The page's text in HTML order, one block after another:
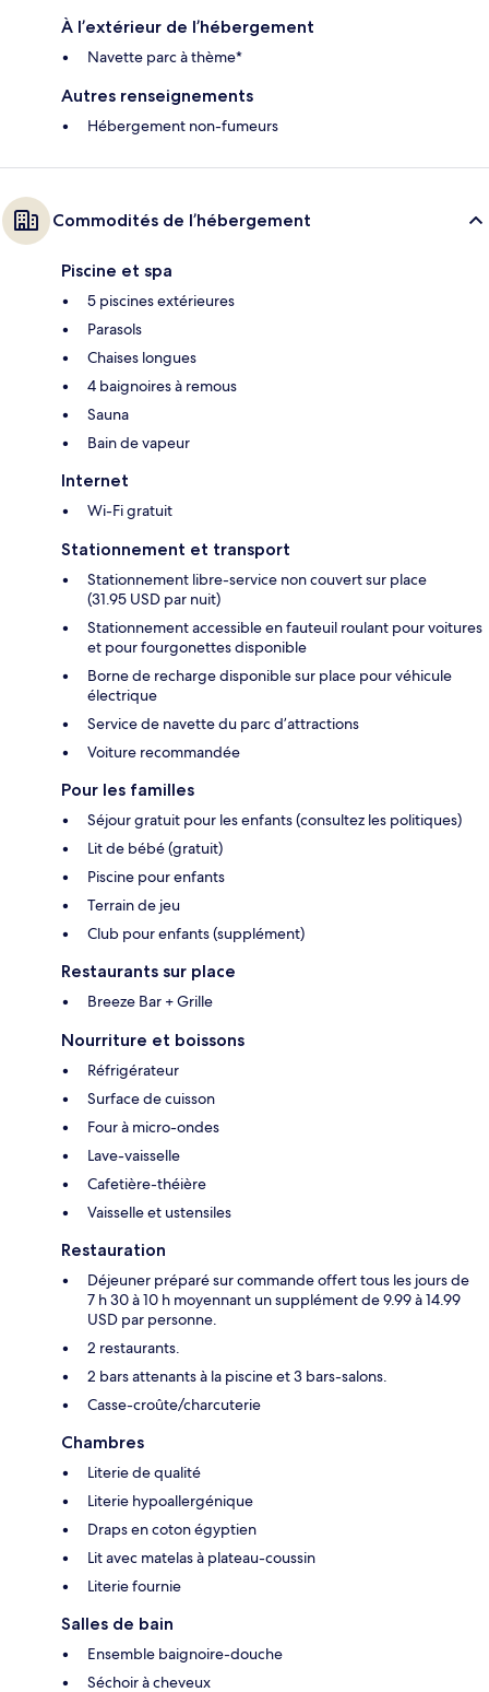
À l’extérieur de l’hébergement
Navette parc à thème*
Autres renseignements
Hébergement non-fumeurs
Commodités de l’hébergement
Piscine et spa
5 piscines extérieures
Parasols
Chaises longues
4 baignoires à remous
Sauna
Bain de vapeur
Internet
Wi-Fi gratuit
Stationnement et transport
Stationnement libre-service non couvert sur place
(31.95 USD par nuit)
Stationnement accessible en fauteuil roulant pour voitures
et pour fourgonettes disponible
Borne de recharge disponible sur place pour véhicule
électrique
Service de navette du parc d’attractions
Voiture recommandée
Pour les familles
Séjour gratuit pour les enfants (consultez les politiques)
Lit de bébé (gratuit)
Piscine pour enfants
Terrain de jeu
Club pour enfants (supplément)
Restaurants sur place
Breeze Bar + Grille
Nourriture et boissons
Réfrigérateur
Surface de cuisson
Four à micro-ondes
Lave-vaisselle
Cafetière-théière
Vaisselle et ustensiles
Restauration
Déjeuner préparé sur commande offert tous les jours de
7 h 30 à 10 h moyennant un supplément de 9.99 à 14.99
USD par personne.
2 restaurants.
2 bars attenants à la piscine et 3 bars-salons.
Casse-croûte/charcuterie
Chambres
Literie de qualité
Literie hypoallergénique
Draps en coton égyptien
Lit avec matelas à plateau-coussin
Literie fournie
Salles de bain
Ensemble baignoire-douche
Séchoir à cheveux